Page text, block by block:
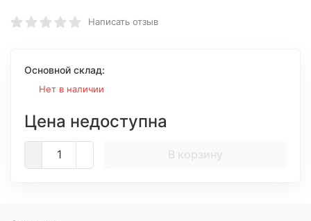
Написать отзыв
Основной склад:
Нет в наличии
Цена недоступна
В корзину